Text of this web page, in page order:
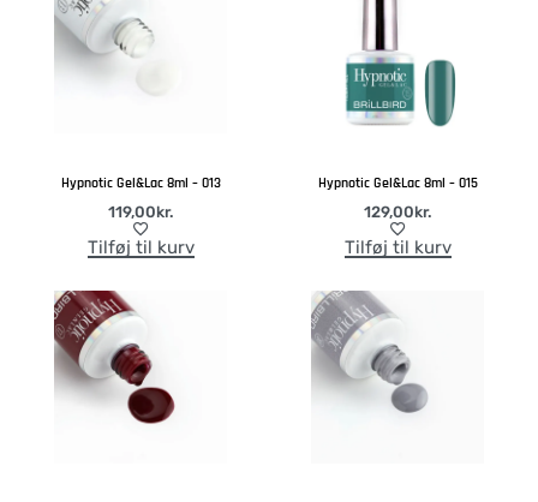
Hypnotic Gel&Lac 8ml – 013
119,00kr.
Tilføj til kurv
Hypnotic Gel&Lac 8ml – 015
129,00kr.
Tilføj til kurv